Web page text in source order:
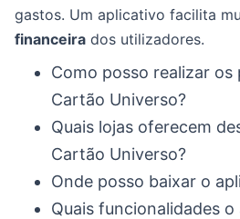
gastos. Um aplicativo facilita
financeira dos utilizadores.
Como posso realizar
Cartão Universo?
Quais lojas oferecem
Cartão Universo?
Onde posso baixar o
Quais funcionalidades